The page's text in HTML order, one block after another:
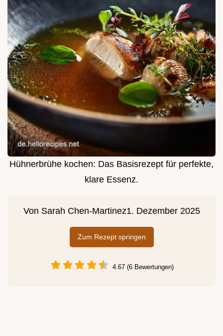
Hühnerbrühe kochen: Das Basisrezept für perfekte,
klare Essenz.
Von Sarah Chen-Martinez1. Dezember 2025
Zum Rezept springen
4.67 (6 Bewertungen)